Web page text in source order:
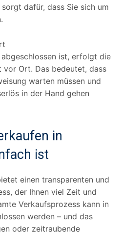
dafür, dass Sie sich um
ist, erfolgt die
Ort. Das bedeutet, dass
warten müssen und
in der Hand gehen
in
ist
einen transparenten und
der Ihnen viel Zeit und
Verkaufsprozess kann in
werden – und das
oder zeitraubende